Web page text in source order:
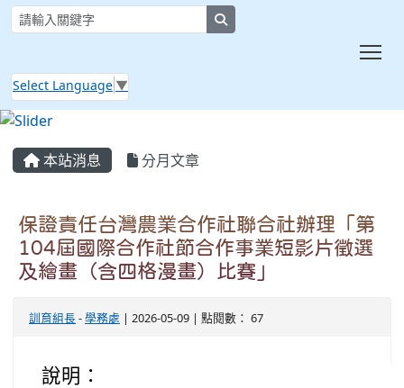
Select Language ▼
本站消息 分月文章
保證責任台灣農業合作社聯合社辦理「第
104屆國際合作社節合作事業短影片徵選
及繪畫（含四格漫畫）比賽」
訓育組長-學務處 | 2026-05-09 | 點閱數： 67
說明：